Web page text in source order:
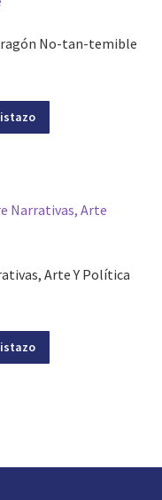
No-tan-temible
Arte Y Política